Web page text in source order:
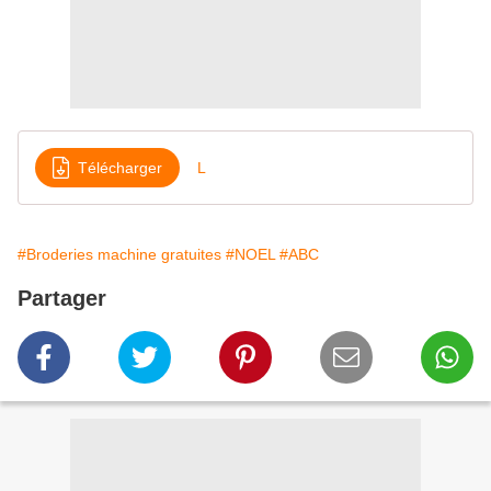
Télécharger L
#Broderies machine gratuites #NOEL #ABC
Partager